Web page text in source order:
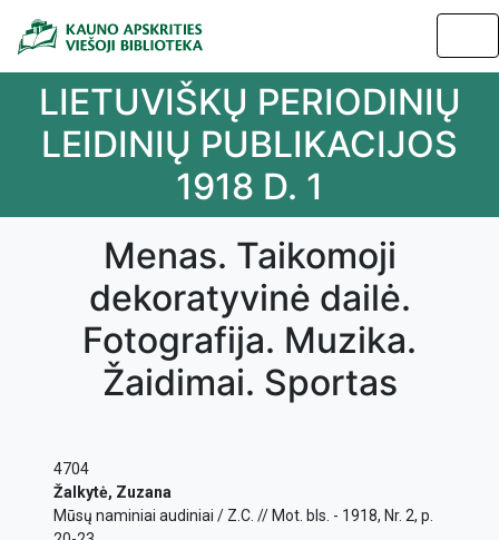
LIETUVIŠKŲ PERIODINIŲ
LEIDINIŲ PUBLIKACIJOS
1918 D. 1
Menas. Taikomoji
dekoratyvinė dailė.
Fotografija. Muzika.
Žaidimai. Sportas
4704
Žalkytė, Zuzana
Mūsų naminiai audiniai / Z.C. // Mot. bls. - 1918, Nr. 2, p.